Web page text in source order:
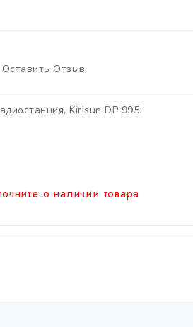
Оставить Отзыв
, Kirisun DP 995
о наличии товара